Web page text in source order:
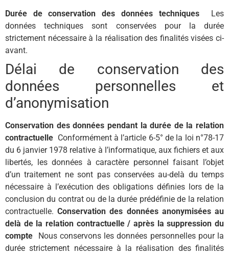
Durée de conservation des données techniques
Les
données techniques sont conservées pour la durée
strictement nécessaire à la réalisation des finalités visées ci-
avant.
Délai de conservation des
données personnelles et
d’anonymisation
Conservation des données pendant la durée de la relation
contractuelle Conformément à l’article 6-5° de la loi n°78-17
du 6 janvier 1978 relative à l’informatique, aux fichiers et aux
libertés, les données à caractère personnel faisant l’objet
d’un traitement ne sont pas conservées au-delà du temps
nécessaire à l’exécution des obligations définies lors de la
conclusion du contrat ou de la durée prédéfinie de la relation
contractuelle.Conservation des données anonymisées au
delà de la relation contractuelle / après la suppression du
compte
Nous conservons les données personnelles pour la
durée strictement nécessaire à la réalisation des finalités